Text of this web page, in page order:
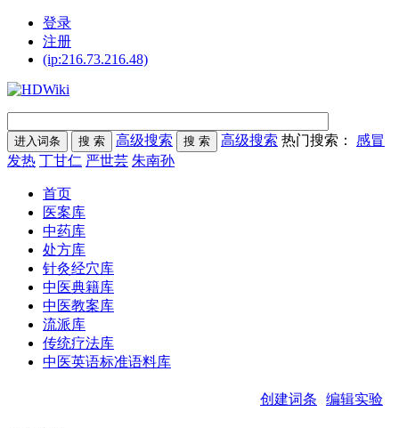
登录
注册
(ip:216.73.216.48)
高级搜索 高级搜索 热门搜索： 感冒
发热 丁甘仁 严世芸 朱南孙
首页
医案库
中药库
处方库
针灸经穴库
中医典籍库
中医教案库
流派库
传统疗法库
中医英语标准语料库
创建词条 编辑实验